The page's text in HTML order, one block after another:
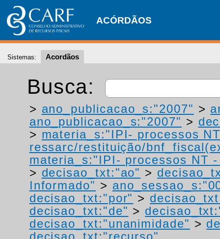
ACÓRDÃOS
Sistemas: Acordãos
Busca:
> ano_publicacao_s:"2007" >
ano_publicacao_s:"2007" >
> materia_s:"IPI- processos
ressarc/restituição/
materia_s:"IPI- processos NT
> decisao_txt:"ao" >
Informado" >
decisao_txt:"por" >
decisao_txt:"de" >
decisao_txt:"unanimidade" >
decisao_txt:"recurso"